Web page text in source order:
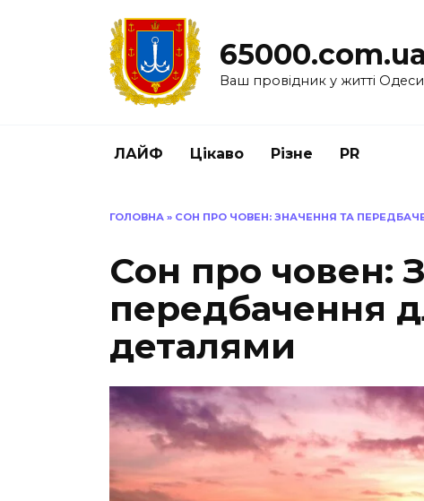
65000.com.ua
Ваш провідник у житті Одеси
ЛАЙФ Цікаво Різне PR
ГОЛОВНА » СОН ПРО ЧОВЕН: ЗНАЧЕННЯ ТА
Сон про човен:
передбачення
деталями